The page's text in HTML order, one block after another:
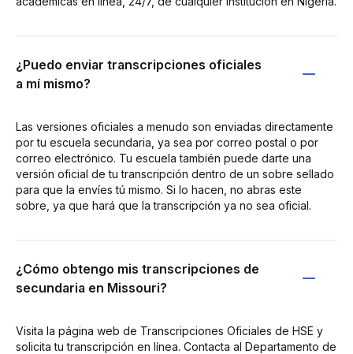
¿Puedo enviar transcripciones oficiales
a mí mismo?
Las versiones oficiales a menudo son enviadas directamente
por tu escuela secundaria, ya sea por correo postal o por
correo electrónico. Tu escuela también puede darte una
versión oficial de tu transcripción dentro de un sobre sellado
para que la envíes tú mismo. Si lo hacen, no abras este
sobre, ya que hará que la transcripción ya no sea oficial.
¿Cómo obtengo mis transcripciones de
secundaria en Missouri?
Visita la página web de Transcripciones Oficiales de HSE y
solicita tu transcripción en línea. Contacta al Departamento de